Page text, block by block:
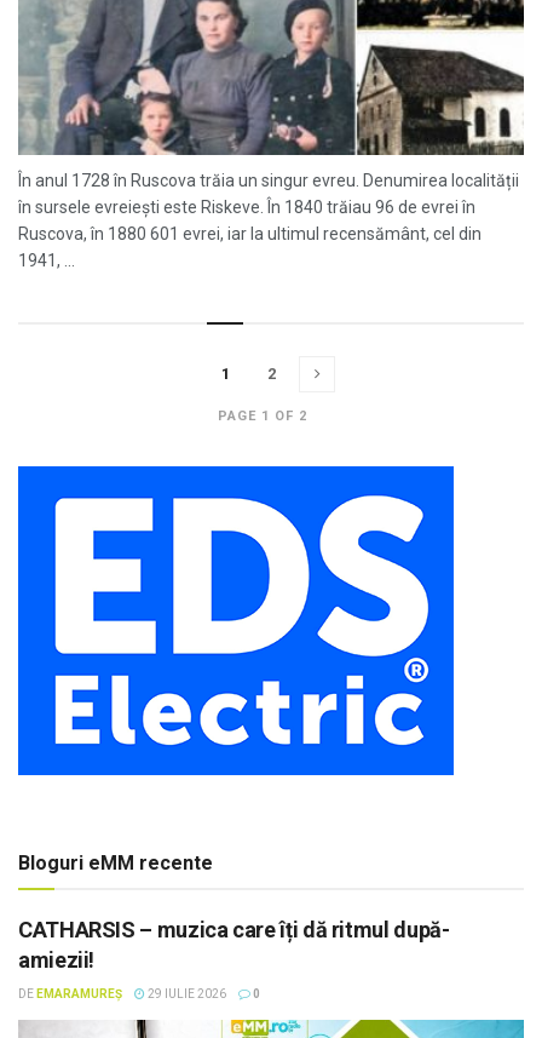
În anul 1728 în Ruscova trăia un singur evreu. Denumirea localității
în sursele evreiești este Riskeve. În 1840 trăiau 96 de evrei în
Ruscova, în 1880 601 evrei, iar la ultimul recensământ, cel din
1941, ...
PAGE 1 OF 2
1 2
Bloguri eMM recente
CATHARSIS – muzica care îți dă ritmul după-
amiezii!
DE EMARAMUREȘ 29 IULIE 2026 0